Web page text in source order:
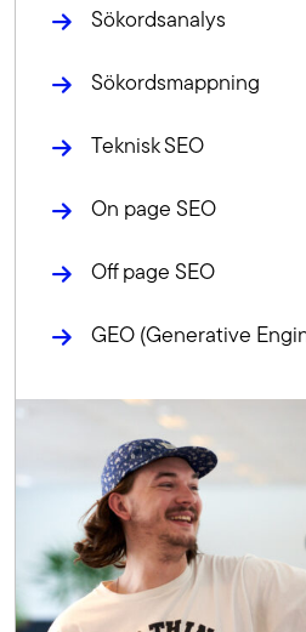
Sökordsanalys
Sökordsmappning
Teknisk SEO
On page SEO
Off page SEO
GEO (Generative